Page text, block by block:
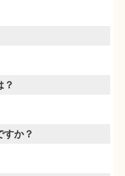
？
すか？